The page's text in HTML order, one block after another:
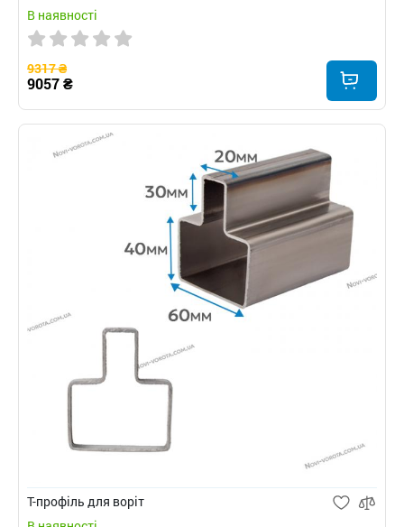
В наявності
9317 ₴
9057 ₴
Т-профіль для воріт